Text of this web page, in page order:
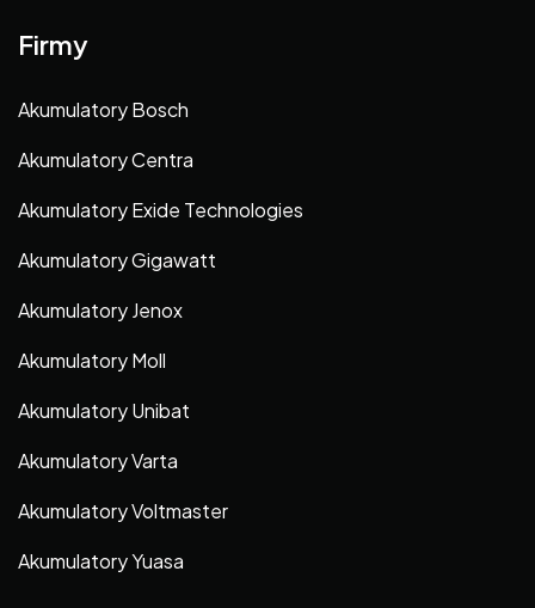
Firmy
Akumulatory Bosch
Akumulatory Centra
Akumulatory Exide Technologies
Akumulatory Gigawatt
Akumulatory Jenox
Akumulatory Moll
Akumulatory Unibat
Akumulatory Varta
Akumulatory Voltmaster
Akumulatory Yuasa